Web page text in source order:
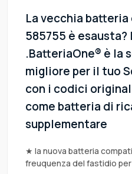
La vecchia batteria
585755 è esausta?
.BatteriaOne® è la
migliore per il tuo
con i codici
come batteria di
supplementare
★ la nuova batteria
freuquenza del fastidio